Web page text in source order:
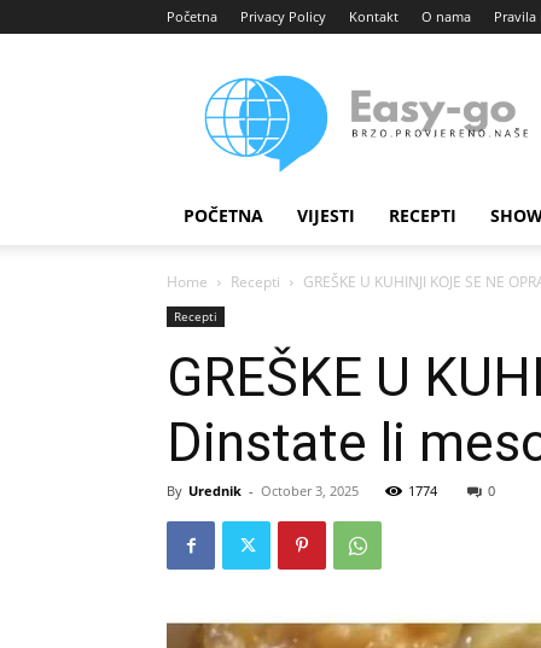
Početna Privacy Policy Kontakt O nama
portal
POČETNA VIJESTI RECEPTI
Home Recepti GREŠKE U KUHINJI KOJE SE NE
Recepti
GREŠKE U
Dinstate li
By Urednik - October 3, 2025 1774 0